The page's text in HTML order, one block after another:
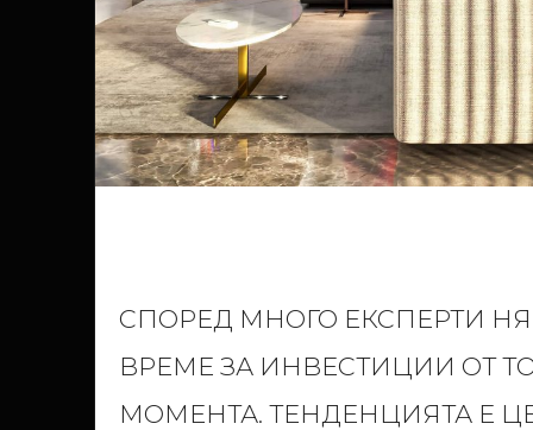
СПОРЕД МНОГО ЕКСПЕРТИ
ВРЕМЕ ЗА ИНВЕСТИЦИИ ОТ
МОМЕНТА. ТЕНДЕНЦИЯТА Е